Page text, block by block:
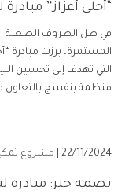
“أحلى أعزاز”
في ظل الظروف الصعبة
المستمرة، برزت مبادرة
التي تهدف إلى تحسين
منظمة بنفسج بالتعاون مع فرق
22/11/2024 | مشروع
بصمة خير: مبادرة